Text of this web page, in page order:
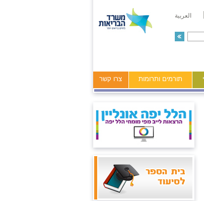
العربية
תורמים ותרומות צרו קשר